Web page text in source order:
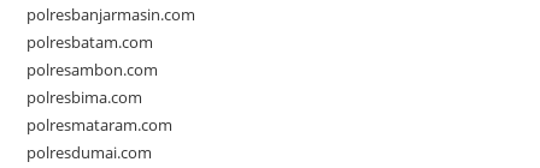
polresbanjarmasin.com
polresbatam.com
polresambon.com
polresbima.com
polresmataram.com
polresdumai.com